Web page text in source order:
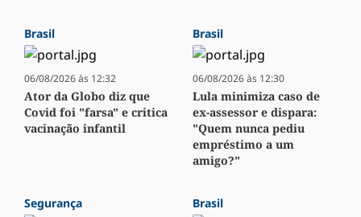
Brasil
06/08/2026 às 12:32
Ator da Globo diz que
Covid foi "farsa" e critica
vacinação infantil
Brasil
06/08/2026 às 12:30
Lula minimiza caso de
ex-assessor e dispara:
"Quem nunca pediu
empréstimo a um
amigo?"
Segurança Brasil